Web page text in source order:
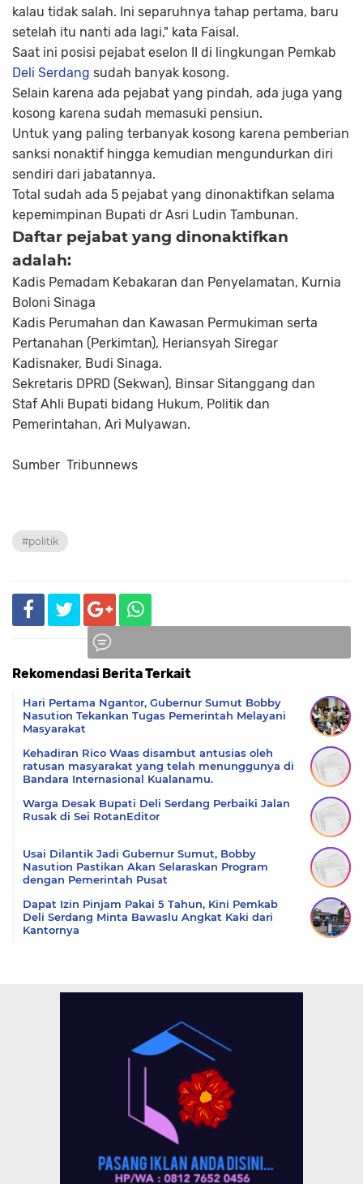
kalau tidak salah. Ini separuhnya tahap pertama, baru
setelah itu nanti ada lagi," kata Faisal.
Saat ini posisi pejabat eselon II di lingkungan Pemkab
Deli Serdang sudah banyak kosong.
Selain karena ada pejabat yang pindah, ada juga yang
kosong karena sudah memasuki pensiun.
Untuk yang paling terbanyak kosong karena pemberian
sanksi nonaktif hingga kemudian mengundurkan diri
sendiri dari jabatannya.
Total sudah ada 5 pejabat yang dinonaktifkan selama
kepemimpinan Bupati dr Asri Ludin Tambunan.
Daftar pejabat yang dinonaktifkan
adalah:
Kadis Pemadam Kebakaran dan Penyelamatan, Kurnia
Boloni Sinaga
Kadis Perumahan dan Kawasan Permukiman serta
Pertanahan (Perkimtan), Heriansyah Siregar
Kadisnaker, Budi Sinaga.
Sekretaris DPRD (Sekwan), Binsar Sitanggang dan
Staf Ahli Bupati bidang Hukum, Politik dan
Pemerintahan, Ari Mulyawan.
Sumber Tribunnews
#politik
Rekomendasi Berita Terkait
Hari Pertama Ngantor, Gubernur Sumut Bobby
Nasution Tekankan Tugas Pemerintah Melayani
Masyarakat
Kehadiran Rico Waas disambut antusias oleh
ratusan masyarakat yang telah menunggunya di
Bandara Internasional Kualanamu.
Warga Desak Bupati Deli Serdang Perbaiki Jalan
Rusak di Sei RotanEditor
Usai Dilantik Jadi Gubernur Sumut, Bobby
Nasution Pastikan Akan Selaraskan Program
dengan Pemerintah Pusat
Dapat Izin Pinjam Pakai 5 Tahun, Kini Pemkab
Deli Serdang Minta Bawaslu Angkat Kaki dari
Kantornya